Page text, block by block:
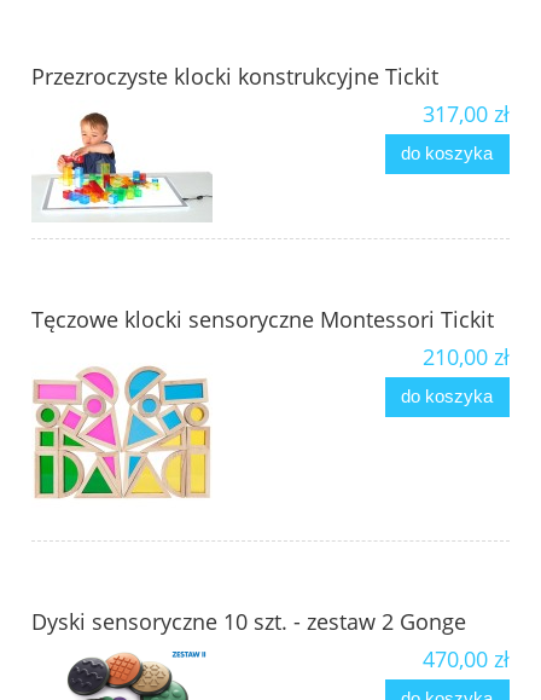
Przezroczyste klocki konstrukcyjne Tickit
317,00 zł
do koszyka
Tęczowe klocki sensoryczne Montessori Tickit
210,00 zł
do koszyka
Dyski sensoryczne 10 szt. - zestaw 2 Gonge
470,00 zł